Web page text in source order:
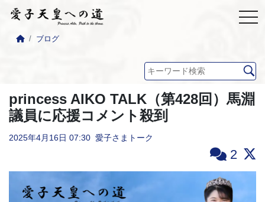
ブログ
princess AIKO TALK（第428回）馬淵
議員に応援コメント殺到
2025年4月16日 07:30 愛子さまトーク
2